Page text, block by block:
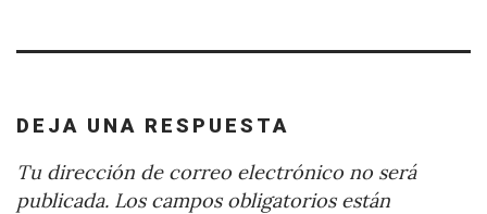
DEJA UNA RESPUESTA
Tu dirección de correo electrónico no será
publicada. Los campos obligatorios están